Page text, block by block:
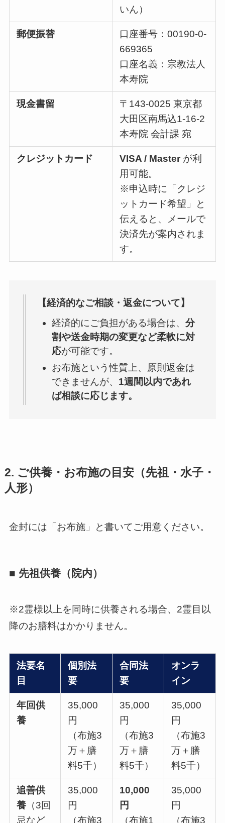
いん）
郵便振替
口座番号：00190-0-
669365
口座名義：宗教法人
本寿院
現金書留
〒143-0025 東京都
大田区南馬込1-16-2
本寿院 会計課 宛
クレジットカード VISA / Master が利
用可能。
※申込時に「クレジ
ットカード希望」と
伝えると、メールで
決済先が案内されま
す。
【経済的なご相談・返金について】
経済的にご負担がある場合は、 分
割や送金時期の変更など柔軟に対
応が可能です。
お布施という性質上、原則返金は
できませんが、 1週間以内であれ
ば相談に応じます。
2. ご供養・お布施の目安（先祖・水子・
人形）
金封には「お布施」と書いてご用意ください。
■ 先祖供養（院内）
※2霊様以上を同時に供養される場合、2霊目以
降のお膳料はかかりません。
法要名
目
個別法
要
合同法
要
オンラ
イン
年回供
養
35,000
円
（布施3
万＋膳
料5千）
35,000
円
（布施3
万＋膳
料5千）
35,000
円
（布施3
万＋膳
料5千）
追善供
養 （3回
忌など
35,000
円
（布施3
10,000
円
（布施1
35,000
円
（布施3